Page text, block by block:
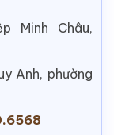
Minh Châu,
Anh, phường